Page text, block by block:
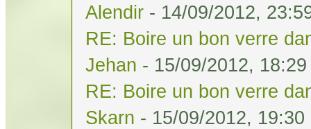
Alendir - 14/09/2012,
RE: Boire un bon verre
Jehan - 15/09/2012, 18:29
RE: Boire un bon verre
Skarn - 15/09/2012, 19:30